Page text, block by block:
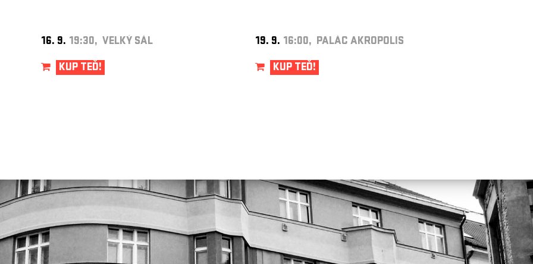
16. 9. 19:30, VELKÝ SÁL
KUP TEĎ!
19. 9. 16:00, PALÁC AKROPOLIS
KUP TEĎ!